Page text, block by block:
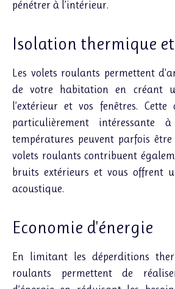
pénétrer à l’intérieur.
Isolation thermique
Les volets roulants permettent
de votre habitation en créant
l’extérieur et vos fenêtres. Cette
particulièrement intéressante
températures peuvent parfois être
volets roulants contribuent
bruits extérieurs et vous offrent
acoustique.
Economie d'énergie
En limitant les déperditions
roulants permettent de